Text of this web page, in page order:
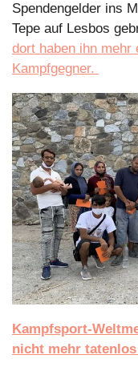
Spendengelder ins
Tepe auf Lesbos
dort haben ihn
Kampfgegner.
Kampfsport-
nicht mehr tatenlos